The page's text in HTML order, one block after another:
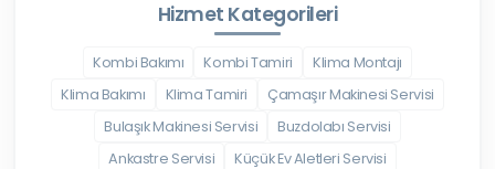
Hizmet Kategorileri
Kombi Bakımı Kombi Tamiri
Klima Montajı
Klima Bakımı
Klima Tamiri
Çamaşır Makinesi Servisi
Bulaşık Makinesi Servisi
Buzdolabı Servisi
Ankastre Servisi
Küçük Ev Aletleri Servisi